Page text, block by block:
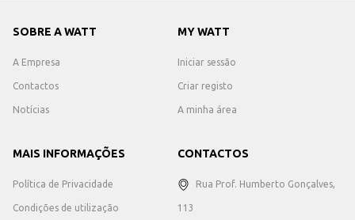
SOBRE A WATT
A Empresa
Contactos
Notícias
MY WATT
Iniciar sessão
Criar registo
A minha área
MAIS INFORMAÇÕES
Política de Privacidade
Condições de utilização
CONTACTOS
Rua Prof. Humberto Gonçalves,
113